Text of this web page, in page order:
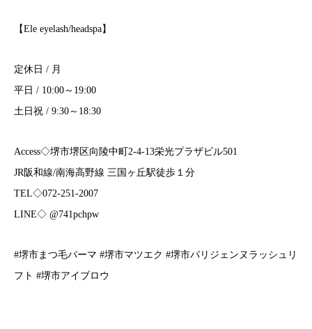
【Ele eyelash/headspa】
定休日 / 月
平日 / 10:00～19:00
土日祝 / 9:30～18:30
Access◇堺市堺区向陵中町2-4-13栄光プラザビル501
JR阪和線/南海高野線 三国ヶ丘駅徒歩１分
TEL◇072-251-2007
LINE◇ @741pchpw
#堺市まつ毛パーマ #堺市マツエク #堺市パリジェンヌラッシュリ
フト #堺市アイブロウ